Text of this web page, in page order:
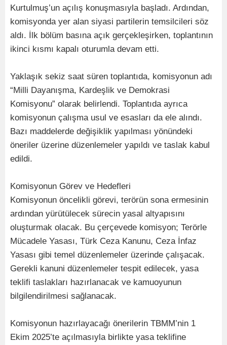
Kurtulmuş’un açılış konuşmasıyla başladı. Ardından,
komisyonda yer alan siyasi partilerin temsilcileri söz
aldı. İlk bölüm basına açık gerçekleşirken, toplantının
ikinci kısmı kapalı oturumla devam etti.
Yaklaşık sekiz saat süren toplantıda, komisyonun adı
“Milli Dayanışma, Kardeşlik ve Demokrasi
Komisyonu” olarak belirlendi. Toplantıda ayrıca
komisyonun çalışma usul ve esasları da ele alındı.
Bazı maddelerde değişiklik yapılması yönündeki
öneriler üzerine düzenlemeler yapıldı ve taslak kabul
edildi.
Komisyonun Görev ve Hedefleri
Komisyonun öncelikli görevi, terörün sona ermesinin
ardından yürütülecek sürecin yasal altyapısını
oluşturmak olacak. Bu çerçevede komisyon; Terörle
Mücadele Yasası, Türk Ceza Kanunu, Ceza İnfaz
Yasası gibi temel düzenlemeler üzerinde çalışacak.
Gerekli kanuni düzenlemeler tespit edilecek, yasa
teklifi taslakları hazırlanacak ve kamuoyunun
bilgilendirilmesi sağlanacak.
Komisyonun hazırlayacağı önerilerin TBMM’nin 1
Ekim 2025’te açılmasıyla birlikte yasa teklifine